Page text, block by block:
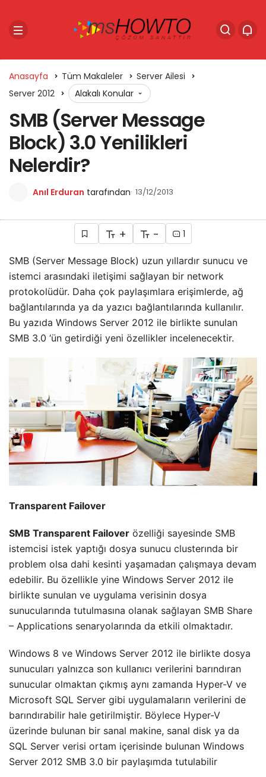
Anasayfa Tüm Makaleler
Server Ailesi
Server 2012
Alakalı Konular
SMB (Server Message
Block) 3.0 Yenilikleri
Nelerdir?
Anıl Erduran tarafından 13/12/2013
+ - 1
SMB (Server Message Block) uzun yıllardır sunucu ve
istemci arasındaki iletişimi sağlayan bir network
protokolüdür. Daha çok paylaşımlara erişimlerde, ağ
bağlantılarında ya da yazıcı bağlantılarında kullanılır.
Bu yazıda Windows Server 2012 ile birlikte sunulan
SMB 3.0 ‘ün getirdiği yeni özellikler incelenecektir.
Transparent Failover
SMB Transparent Failover özelliği sayesinde SMB
istemcisi istek yaptığı dosya sunucu clusterında bir
problem olsa dahi kesinti yaşamadan çalışmaya devam
edebilir. Bu özellikle yine Windows Server 2012 ile
birlikte sunulan ve uygulama verisinin dosya
sunucularında tutulmasına olanak sağlayan SMB Share
– Applications senaryolarında da etkili olmaktadır.
Windows 8 ve Windows Server 2012 ile birlikte dosya
sunucuları yalnızca son kullanıcı verilerini barındıran
sunucular olmaktan çıkmış aynı zamanda Hyper-V ve
Microsoft SQL Server gibi uygulamaların verilerini de
barındırabilir hale getirilmiştir. Böylece Hyper-V
üzerinde bulunan bir sanal makine, sanal disk ya da
SQL Server verisi ortam içerisinde bulunan Windows
Server 2012 SMB 3.0 bir paylaşımda tutulabilir